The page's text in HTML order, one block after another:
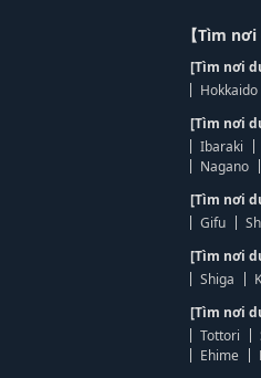
【Tìm
[Tìm nơi
Hokkaido
[Tìm nơi
Ibaraki
Nagano
[Tìm nơi
Gifu
[Tìm nơi
Shiga
[Tìm nơi
Tottori
Ehime